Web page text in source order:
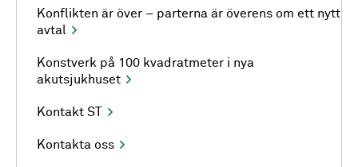
Konflikten är över – parterna är överens om ett nytt
avtal
Konstverk på 100 kvadratmeter i nya
akutsjukhuset
Kontakt ST
Kontakta oss